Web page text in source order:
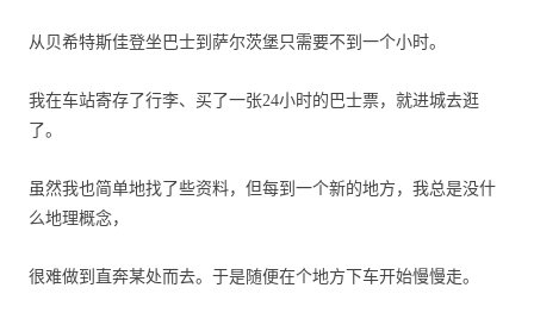
从 贝希特斯佳登坐巴士到萨尔茨堡只需要不到一个小时。
我在车站寄存了行李、买了一张24小时的巴士票，就进城去逛
了。
虽然我也简单地找了些资料，但每到一个新的地方，我总是没什
么地理概念，
很难做到直奔某处而去。于是随便在个地方下车开始慢慢走。